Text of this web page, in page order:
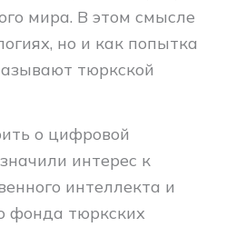
мира. В этом смысле
но и как попытка
тюркской
о цифровой
интерес к
интеллекта и
фонда тюркских